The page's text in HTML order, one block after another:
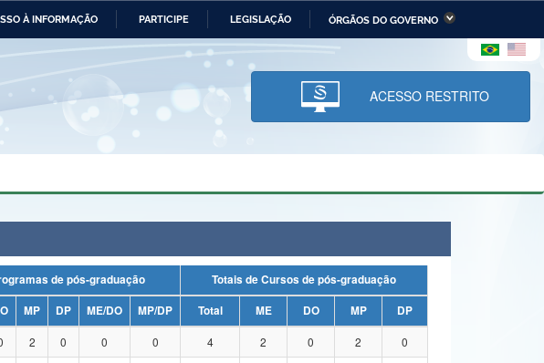
À INFORMAÇÃO PARTICIPE LEGISLAÇÃO ÓRGÃOS DO GOVERNO
Ministério da Economia Ministério da Infraestrutura
Ministério da Ciência,
Tecnologia, Inovações e
Comunicações
e dos Direitos Humanos
do Brasil Planalto
ACESSO RESTRITO
Total de Programas de pós-graduação
Totais de Cursos de pós-graduação
MP DP ME/DO MP/DP Total ME DO MP
DP
2 0 0 0 4 2 0 2
0